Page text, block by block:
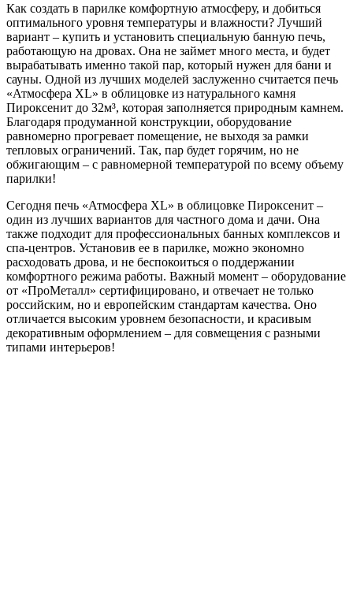
Как создать в парилке комфортную атмосферу, и добиться
оптимального уровня температуры и влажности? Лучший
вариант – купить и установить специальную банную печь,
работающую на дровах. Она не займет много места, и будет
вырабатывать именно такой пар, который нужен для бани и
сауны. Одной из лучших моделей заслуженно считается печь
«Атмосфера XL» в облицовке из натурального камня
Пироксенит до 32м³, которая заполняется природным камнем.
Благодаря продуманной конструкции, оборудование
равномерно прогревает помещение, не выходя за рамки
тепловых ограничений. Так, пар будет горячим, но не
обжигающим – с равномерной температурой по всему объему
парилки!
Сегодня печь «Атмосфера XL» в облицовке Пироксенит –
один из лучших вариантов для частного дома и дачи. Она
также подходит для профессиональных банных комплексов и
спа-центров. Установив ее в парилке, можно экономно
расходовать дрова, и не беспокоиться о поддержании
комфортного режима работы. Важный момент – оборудование
от «ПроМеталл» сертифицировано, и отвечает не только
российским, но и европейским стандартам качества. Оно
отличается высоким уровнем безопасности, и красивым
декоративным оформлением – для совмещения с разными
типами интерьеров!